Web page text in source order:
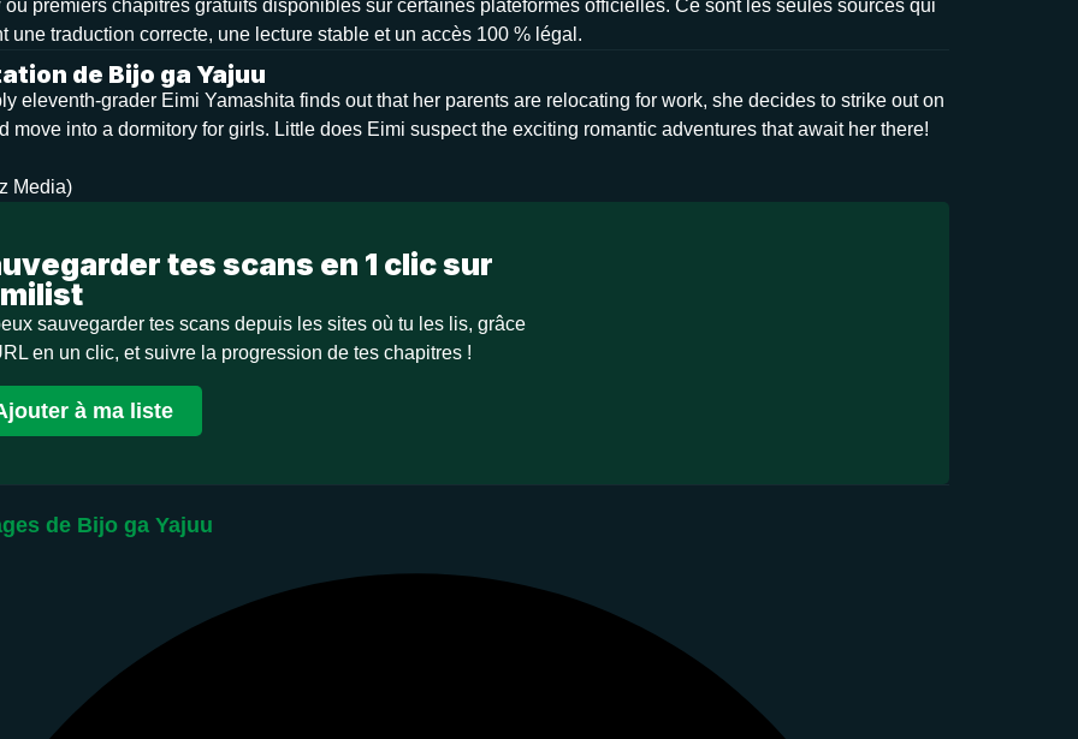
ou premiers chapitres gratuits disponibles sur certaines plateformes officielles. Ce sont les seules sources qui
une traduction correcte, une lecture stable et un accès 100 % légal.
de Bijo ga Yajuu
eleventh-grader Eimi Yamashita finds out that her parents are relocating for work, she decides to strike out on
move into a dormitory for girls. Little does Eimi suspect the exciting romantic adventures that await her there!
Media)
tes scans en 1 clic sur
sauvegarder tes scans depuis les sites où tu les lis, grâce
en un clic, et suivre la progression de tes chapitres !
à ma liste
de Bijo ga Yajuu